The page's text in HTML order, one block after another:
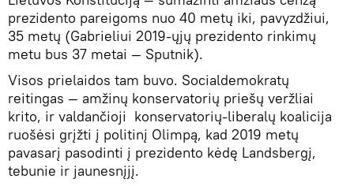
prezidento pareigoms nuo 40 metų iki, pavyzdžiui,
35 metų (Gabrieliui 2019-ųjų prezidento rinkimų
metu bus 37 metai — Sputnik).
Visos prielaidos tam buvo. Socialdemokratų
reitingas — amžinų konservatorių priešų veržliai
krito, ir valdančioji konservatorių-liberalų koalicija
ruošėsi grįžti į politinį Olimpą, kad 2019 metų
pavasarį pasodinti į prezidento kėdę Landsbergį,
tebunie ir jaunesnįjį.